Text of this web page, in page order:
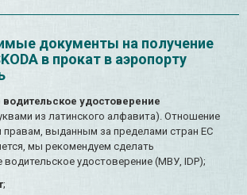
документы на получение
в прокат в аэропорту
удостоверение
из латинского алфавита). Отношение
правам, выданным за пределами стран ЕС
мы рекомендуем сделать
удостоверение (МВУ, IDP);
;